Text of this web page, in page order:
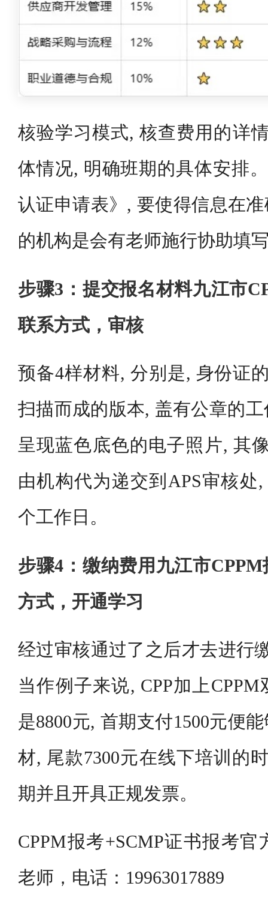
核验学习模式, 核查费用的详
体情况, 明确班期的具体安排
认证申请表》, 要使得信息在
的机构是会有老师施行协助填
步骤3：提交报名材料九江市
联系方式，审核
预备4样材料, 分别是, 身份证
扫描而成的版本, 盖有公章的
呈现蓝色底色的电子照片, 其
由机构代为递交到APS审核处
个工作日。
步骤4：缴纳费用九江市
方式，开通学习
经过审核通过了之后才去进行
当作例子来说, CPP加上
是8800元, 首期支付1500元便
材, 尾款7300元在线下培训的
期并且开具正规发票。
CPPM报考+SCMP证书报考
老师，电话：19963017889